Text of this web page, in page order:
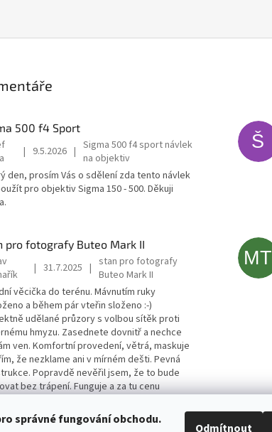
správné fungování obchodu.
Odmítnout
500 f4 Sport
| 9.5.2026 | Sigma 500 f4 sport návlek
na objektiv
den, prosím Vás o sdělení zda tento návlek
pro objektiv Sigma 150 - 500. Děkuji
pro fotografy Buteo Mark II
| 31.7.2025 | stan pro fotografy
Buteo Mark II
věcička do terénu. Mávnutím ruky
a během pár vteřin složeno :-)
udělané průzory s volbou sítěk proti
hmyzu. Zasednete dovnitř a nechce
ven. Komfortní provedení, větrá, maskuje
že nezklame ani v mírném dešti. Pevná
Popravdě nevěřil jsem, že to bude
bez trápení. Funguje a za tu cenu
Š
MT